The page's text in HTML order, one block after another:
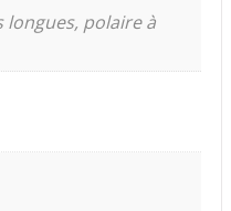
longues, polaire à